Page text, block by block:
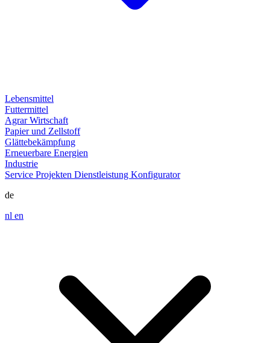
Lebensmittel
Futtermittel
Agrar Wirtschaft
Papier und Zellstoff
Glättebekämpfung
Erneuerbare Energien
Industrie
Service Projekten Dienstleistung Konfigurator
de
nl en